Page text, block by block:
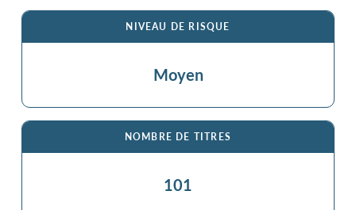
NIVEAU DE RISQUE
Moyen
NOMBRE DE TITRES
101